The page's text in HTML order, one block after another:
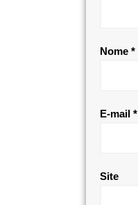
Nome *
E-mail *
Site